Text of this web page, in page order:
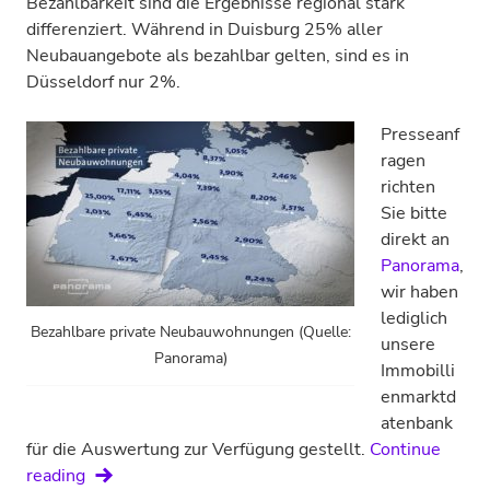
differenziert. Während in Duisburg 25% aller
Neubauangebote als bezahlbar gelten, sind es in
Düsseldorf nur 2%.
Bezahlbare private Neubauwohnungen (Quelle:
Panorama)
Presseanf
ragen
richten
Sie bitte
direkt an
Panorama,
wir haben
lediglich
unsere
Immobilli
enmarktd
atenbank
für die Auswertung zur Verfügung gestellt. Continue
readingPanoramarecherche: